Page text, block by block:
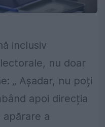
inclusiv
nu doar
„ Așadar, nu poți
apoi direcția
a